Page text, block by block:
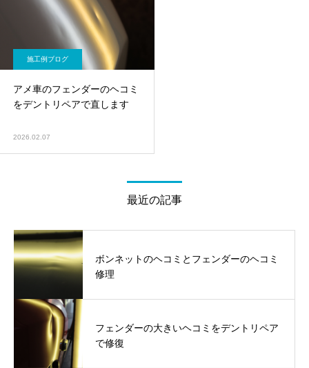
施工例ブログ
アメ車のフェンダーのヘコミ
をデントリペアで直します
2026.02.07
最近の記事
ボンネットのヘコミとフェンダーのヘコミ
修理
フェンダーの大きいヘコミをデントリペア
で修復